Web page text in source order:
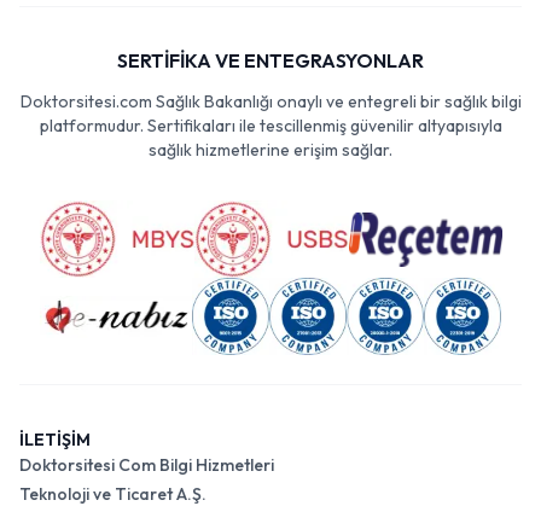
SERTİFİKA VE ENTEGRASYONLAR
Doktorsitesi.com Sağlık Bakanlığı onaylı ve entegreli bir sağlık bilgi
platformudur. Sertifikaları ile tescillenmiş güvenilir altyapısıyla
sağlık hizmetlerine erişim sağlar.
İLETİŞİM
Doktorsitesi Com Bilgi Hizmetleri
Teknoloji ve Ticaret A.Ş.